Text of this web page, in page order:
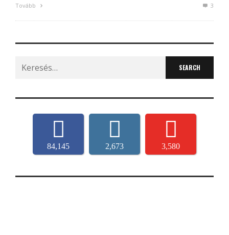
Tovább 3
Search
for:
84,145 2,673 3,580